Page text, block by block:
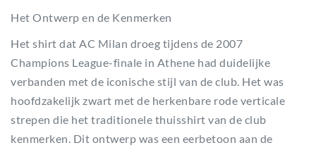
Het Ontwerp en de Kenmerken
Het shirt dat AC Milan droeg tijdens de 2007
Champions League-finale in Athene had duidelijke
verbanden met de iconische stijl van de club. Het was
hoofdzakelijk zwart met de herkenbare rode verticale
strepen die het traditionele thuisshirt van de club
kenmerken. Dit ontwerp was een eerbetoon aan de